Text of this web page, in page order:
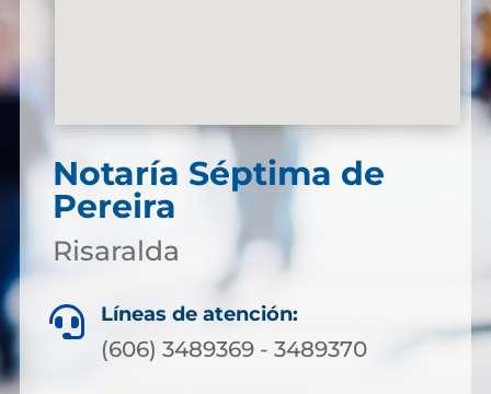
Notaría Séptima de
Pereira
Risaralda
 Líneas de atención:
(606) 3489369 - 3489370